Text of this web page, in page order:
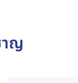
ญ